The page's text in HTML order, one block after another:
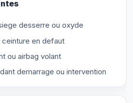
desserre ou oxyde
en defaut
ou airbag volant
demarrage ou intervention